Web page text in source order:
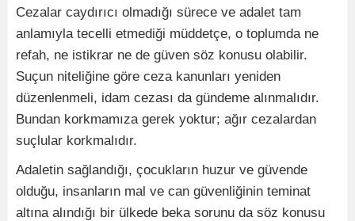
Cezalar caydırıcı olmadığı sürece ve adalet tam
anlamıyla tecelli etmediği müddetçe, o toplumda ne
refah, ne istikrar ne de güven söz konusu olabilir.
Suçun niteliğine göre ceza kanunları yeniden
düzenlenmeli, idam cezası da gündeme alınmalıdır.
Bundan korkmamıza gerek yoktur; ağır cezalardan
suçlular korkmalıdır.
Adaletin sağlandığı, çocukların huzur ve güvende
olduğu, insanların mal ve can güvenliğinin teminat
altına alındığı bir ülkede beka sorunu da söz konusu